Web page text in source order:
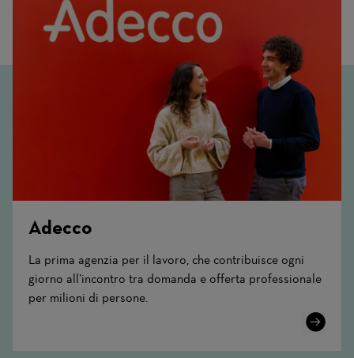
Adecco
La prima agenzia per il lavoro, che contribuisce ogni
giorno all’incontro tra domanda e offerta professionale
per milioni di persone.
Learn